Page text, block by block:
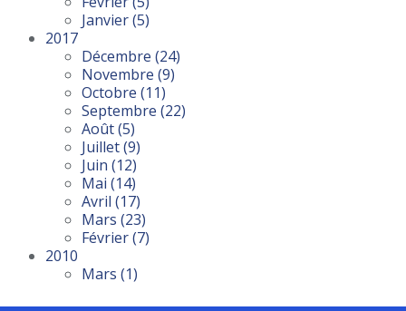
Janvier(5)
2017
Décembre (24)
Novembre (9)
Octobre (11)
Septembre (22)
Août(5)
Juillet(9)
Juin (12)
Mai (14)
Avril (17)
Mars (23)
Février(7)
2010
Mars (1)